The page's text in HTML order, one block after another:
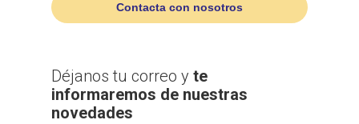
Contacta con nosotros
Déjanos tu correo y te
informaremos de nuestras
novedades